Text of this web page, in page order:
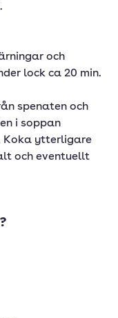
och
lock ca 20 min.
spenaten och
i soppan
Koka ytterligare
och eventuellt